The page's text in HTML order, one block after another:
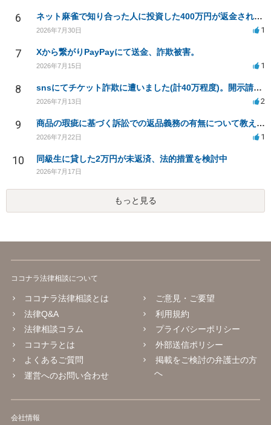
6 ネット麻雀で知り合った人に投資した400万円が返金されない
2026年7月30日 1
7 Xから繋がりPayPayにて送金、詐欺被害。
2026年7月15日 1
8 snsにてチケット詐欺に遭いました(計40万程度)。開示請求や今後の対応について質問したいです。
2026年7月13日 2
9 商品の瑕疵に基づく訴訟での返品義務の有無について教えてください
2026年7月22日 1
10 同級生に貸した2万円が未返済、法的措置を検討中
2026年7月17日
もっと見る
ココナラ法律相談について
ココナラ法律相談とは
法律Q&A
法律相談コラム
ココナラとは
よくあるご質問
運営へのお問い合わせ
ご意見・ご要望
利用規約
プライバシーポリシー
外部送信ポリシー
掲載をご検討の弁護士の方
へ
会社情報